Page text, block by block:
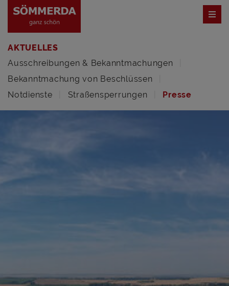
AKTUELLES
Ausschreibungen & Bekanntmachungen
Bekanntmachung von Beschlüssen
Notdienste
Straßensperrungen Presse